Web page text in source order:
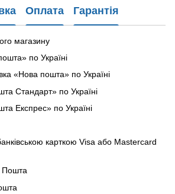
Оплата Гарантія
магазину
по Україні
«Нова пошта» по Україні
Стандарт» по Україні
Експрес» по Україні
карткою Visa або Mastercard
Пошта